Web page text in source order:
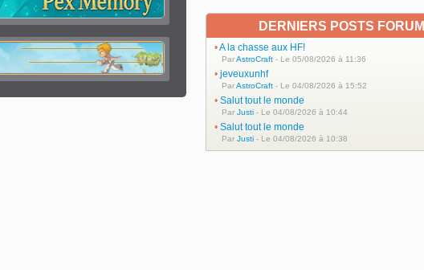
DERNIERS POSTS FORUM
•A la chasse aux HF!
ParAstroCraft - Le 05/08/2026 à 11:36
• jeveuxunhf
ParAstroCraft - Le 04/08/2026 à 15:52
• Salut tout le monde
Par Justi - Le 04/08/2026 à 10:44
• Salut tout le monde
Par Justi - Le 04/08/2026 à 10:38